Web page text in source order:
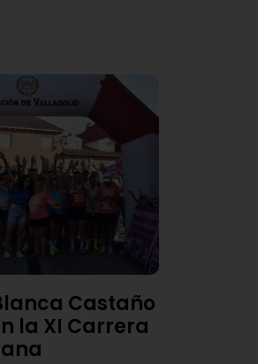
Castaño
la XI Carrera